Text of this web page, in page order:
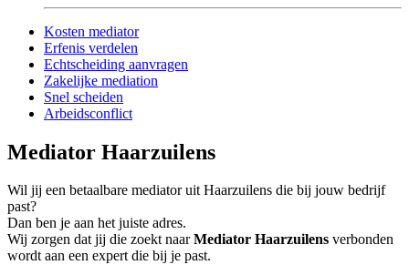
Kosten mediator
Erfenis verdelen
Echtscheiding aanvragen
Zakelijke mediation
Snel scheiden
Arbeidsconflict
Mediator Haarzuilens
Wil jij een betaalbare mediator uit Haarzuilens die bij jouw bedrijf
past?
Dan ben je aan het juiste adres.
Wij zorgen dat jij die zoekt naarMediator Haarzuilens verbonden
wordt aan een expert die bij je past.